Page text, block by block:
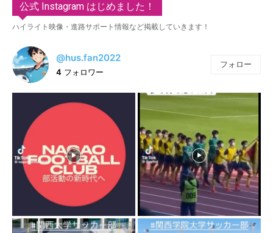
公式 Instagram はじめました！
ハイライト映像・進路サポート情報など掲載していきます！
@hus.fan2022
4 フォロワー
フォロー